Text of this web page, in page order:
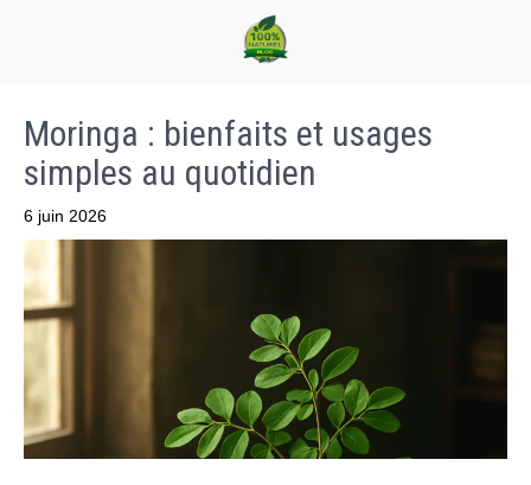
Moringa : bienfaits et usages
simples au quotidien
6 juin 2026